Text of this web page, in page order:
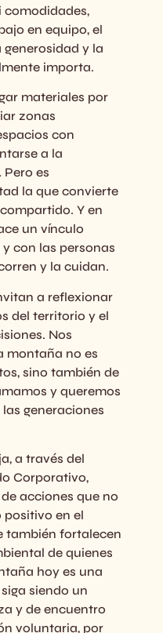
en equipo, el
generosidad y la
importa.
materiales por
zonas
con
a la
es
la que convierte
Y en
un vínculo
con las personas
y la cuidan.
a reflexionar
del territorio y el
Nos
montaña no es
sino también de
y queremos
generaciones
a través del
Corporativo,
acciones que no
en el
también fortalecen
de quienes
hoy es una
siendo un
y de encuentro
voluntaria, por